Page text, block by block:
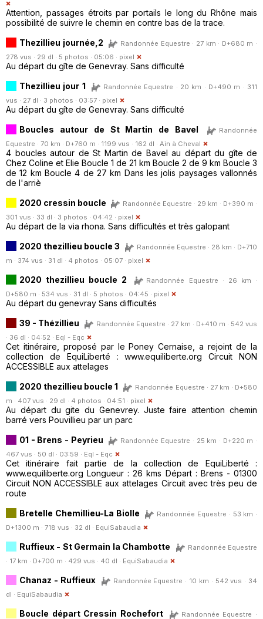
Attention, passages étroits par portails le long du Rhône mais
possibilité de suivre le chemin en contre bas de la trace.
Thezillieu journée,2
Randonnée Equestre · 27 km · D+680 m ·
278 vus · 29 dl · 5 photos · 05:06 · pixel
Au départ du gîte de Genevray. Sans difficulté
Thezillieu jour 1
Randonnée Equestre · 20 km · D+490 m · 311
vus · 27 dl · 3 photos · 03:57 · pixel
Au départ du gîte de Genevray. Sans difficulté
Boucles autour de St Martin de Bavel
Randonnée
Equestre · 70 km · D+760 m · 1199 vus · 162 dl · Ain à Cheval
4 boucles autour de St Martin de Bavel au départ du gîte de
Chez Coline et Elie Boucle 1 de 21 km Boucle 2 de 9 km Boucle 3
de 12 km Boucle 4 de 27 km Dans les jolis paysages vallonnés
de l'arriè
2020 cressin boucle
Randonnée Equestre · 29 km · D+390 m ·
301 vus · 33 dl · 3 photos · 04:42 · pixel
Au départ de la via rhona. Sans difficultés et très galopant
2020 thezillieu boucle 3
Randonnée Equestre · 28 km · D+710
m · 374 vus · 31 dl · 4 photos · 05:07 · pixel
2020 thezillieu boucle 2
Randonnée Equestre · 26 km ·
D+580 m · 534 vus · 31 dl · 5 photos · 04:45 · pixel
Au départ du genevray Sans difficultés
39 - Thézillieu
Randonnée Equestre · 27 km · D+410 m · 542 vus
· 36 dl · 04:52 · Eql - Eqc
Cet itinéraire, proposé par le Poney Cernaise, a rejoint de la
collection de EquiLiberté : www.equiliberte.org Circuit NON
ACCESSIBLE aux attelages
2020 thezillieu boucle 1
Randonnée Equestre · 27 km · D+580
m · 407 vus · 29 dl · 4 photos · 04:51 · pixel
Au départ du gite du Genevrey. Juste faire attention chemin
barré vers Pouvillieu par un parc
01 - Brens - Peyrieu
Randonnée Equestre · 25 km · D+220 m ·
467 vus · 50 dl · 03:59 · Eql - Eqc
Cet itinéraire fait partie de la collection de EquiLiberté :
www.equiliberte.org Longueur : 26 kms Départ : Brens - 01300
Circuit NON ACCESSIBLE aux attelages Circuit avec très peu de
route
Bretelle Chemillieu-La Biolle
Randonnée Equestre · 53 km ·
D+1300 m · 718 vus · 32 dl · EquiSabaudia
Ruffieux - St Germain la Chambotte
Randonnée Equestre
· 17 km · D+700 m · 429 vus · 40 dl · EquiSabaudia
Chanaz - Ruffieux
Randonnée Equestre · 10 km · 542 vus · 34
dl · EquiSabaudia
Boucle départ Cressin Rochefort
Randonnée Equestre ·